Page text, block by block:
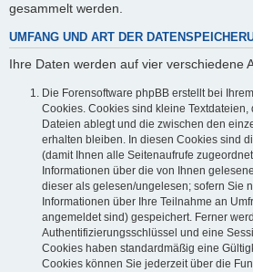
gesammelt werden.
UMFANG UND ART DER
Ihre Daten werden auf vier verschiedene
Die Forensoftware phpBB erstellt bei
Cookies. Cookies sind kleine Textdateien,
Dateien ablegt und die zwischen den
erhalten bleiben. In diesen Cookies sind
(damit Ihnen alle Seitenaufrufe
Informationen über die von Ihnen
dieser als gelesen/ungelesen; sofern Sie
Informationen über Ihre Teilnahme an
angemeldet sind) gespeichert. Ferner
Authentifizierungsschlüssel und eine
Cookies haben standardmäßig eine
Cookies können Sie jederzeit über die